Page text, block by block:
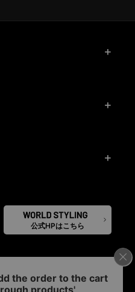
公式HPはこちら